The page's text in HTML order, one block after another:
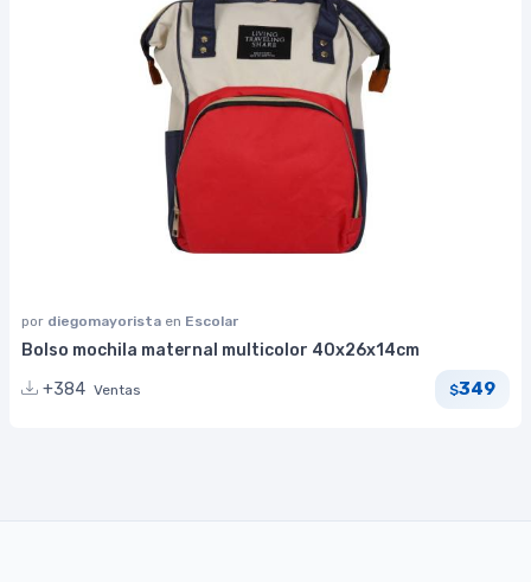
por diegomayorista en Escolar
Bolso mochila maternal multicolor 40x26x14cm
+384 Ventas $349